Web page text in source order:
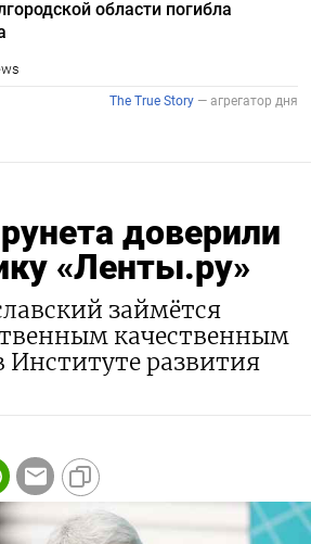
доверили
«Ленты.ру»
займётся
качественным
Институте развития